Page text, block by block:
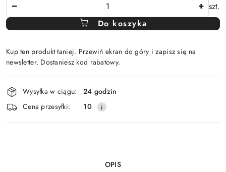
szt.
Do koszyka
Kup ten produkt taniej. Przewiń ekran do góry i zapisz się na
newsletter. Dostaniesz kod rabatowy.
Dostępność
i
dostawa
Wysyłka w ciągu:
24 godzin
Cena przesyłki:
10
OPIS